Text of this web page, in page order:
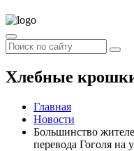
Хлебные
Главная
Новости
Большинство
перевода Гоголя на